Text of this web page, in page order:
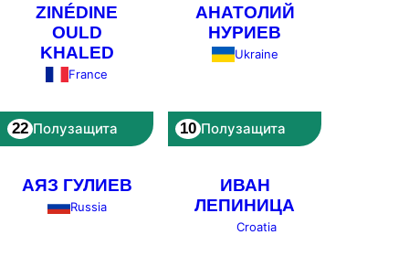
ZINÉDINE
OULD
KHALED
France
22 Полузащита
АНАТОЛИЙ
НУРИЕВ
Ukraine
10 Полузащита
АЯЗ ГУЛИЕВ
Russia
ИВАН
ЛЕПИНИЦА
Croatia